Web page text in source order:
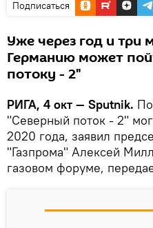
Подписаться
Уже через год и три
Германию может
потоку - 2"
РИГА, 4 окт — Sputnik.
"Северный поток - 2"
2020 года, заявил
"Газпрома" Алексей
газовом форуме,